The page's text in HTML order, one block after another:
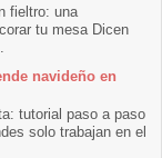
fieltro: una
tu mesa Dicen
navideño en
tutorial paso a paso
solo trabajan en el